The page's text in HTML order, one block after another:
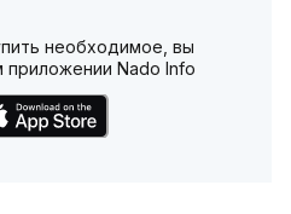
необходимое, вы
Nado Info